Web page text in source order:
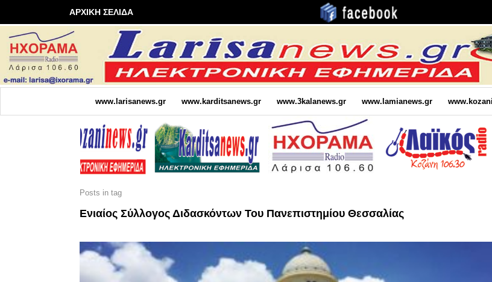
ΑΡΧΙΚΗ ΣΕΛΙΔΑ
www.larisanews.gr www.karditsanews.gr www.3kalanews.gr www.lamianews.gr
Posts in tag
Ενιαίος Σύλλογος Διδασκόντων Του Πανεπιστημίου Θεσσαλίας